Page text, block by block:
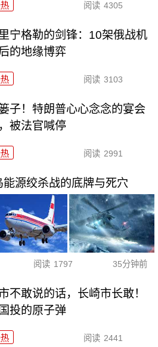
阅读 4305
宁格勒的剑锋：10架俄战机
的地缘博弈
阅读 3103
子！特朗普心心念念的宴会
被法官喊停
阅读 2991
源绞杀战的底牌与死穴
阅读 1797 35分钟前
不敢说的话，长崎市长敢！
投的原子弹
阅读 2441